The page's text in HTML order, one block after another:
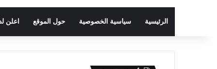
الرئيسية سياسية الخصوصية حول الموقع اعلن